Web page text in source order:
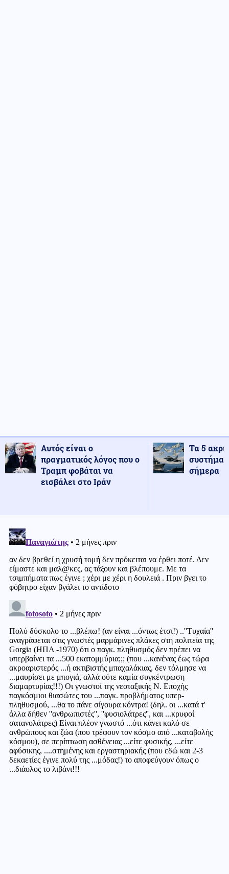
Αυτός είναι ο
πραγματικός λόγος που ο
Τραμπ φοβάται να
εισβάλει στο Ιράν
Τα 5
σήμερα